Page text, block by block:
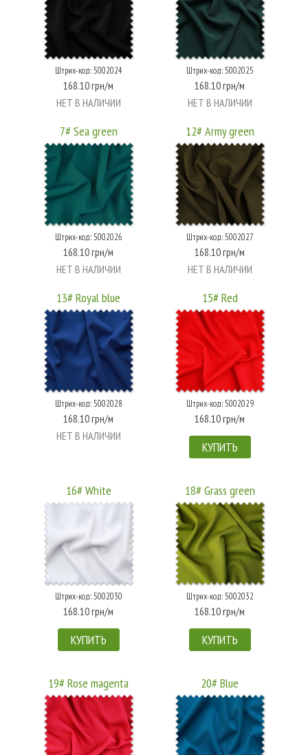
Штрих-код: 5002024
168.10 грн/м
НЕТ В НАЛИЧИИ
Штрих-код: 5002025
168.10 грн/м
НЕТ В НАЛИЧИИ
7# Sea green
Штрих-код: 5002026
168.10 грн/м
НЕТ В НАЛИЧИИ
12# Army green
Штрих-код: 5002027
168.10 грн/м
НЕТ В НАЛИЧИИ
13# Royal blue
Штрих-код: 5002028
168.10 грн/м
НЕТ В НАЛИЧИИ
15# Red
Штрих-код: 5002029
168.10 грн/м
КУПИТЬ
16# White
Штрих-код: 5002030
168.10 грн/м
КУПИТЬ
18# Grass green
Штрих-код: 5002032
168.10 грн/м
КУПИТЬ
19# Rose magenta 20# Blue